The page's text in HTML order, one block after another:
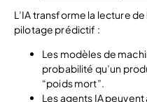
L’IA transforme la lecture
pilotage prédictif :
Les modèles de
probabilité qu’un
“poids mort”.
Les agents IA